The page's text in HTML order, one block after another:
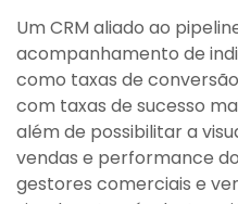
Um CRM aliado ao
acompanhamento de
como taxas de
com taxas de sucesso
além de possibilitar a
vendas e performance
gestores comerciais e